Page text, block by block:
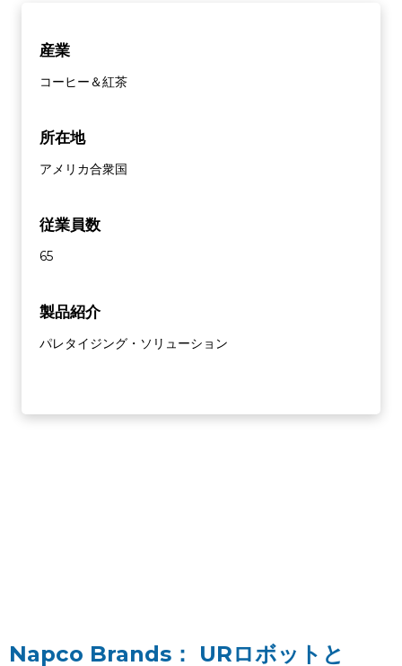
産業
コーヒー＆紅茶
所在地
アメリカ合衆国
従業員数
65
製品紹介
パレタイジング・ソリューション
Napco Brands： URロボットと